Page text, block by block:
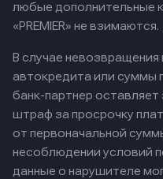
любые дополнительные
«PREMIER» не взимаются.
В случае
автокредита или суммы
банк-партнер
штраф за просрочку
от первоначальной
несоблюдении условий
данные о нарушителе